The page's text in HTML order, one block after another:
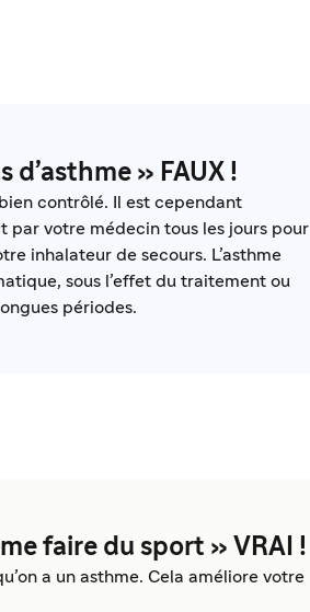
d’asthme » FAUX !
contrôlé. Il est cependant
votre médecin tous les jours pour
inhalateur de secours. L’asthme
sous l’effet du traitement ou
périodes.
faire du sport » VRAI !
a un asthme. Cela améliore votre